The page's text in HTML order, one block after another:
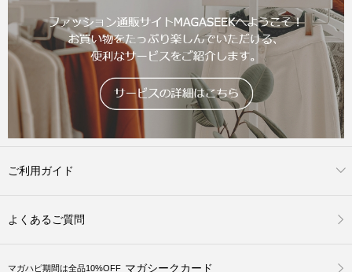
ご利用ガイド
よくあるご質問
マガハピ期間は全品10%OFF マガシークカード